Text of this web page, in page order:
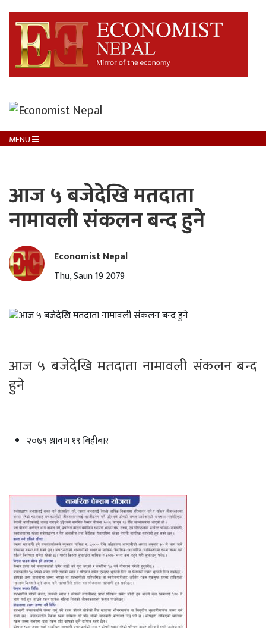
MENU
आज ५ बजेदेखि मतदाता
नामावली संकलन बन्द हुने
Economist Nepal
Thu, Saun 19 2079
आज ५ बजेदेखि मतदाता नामावली संकलन बन्द
हुने
२०७९ श्रावण १९ बिहीबार